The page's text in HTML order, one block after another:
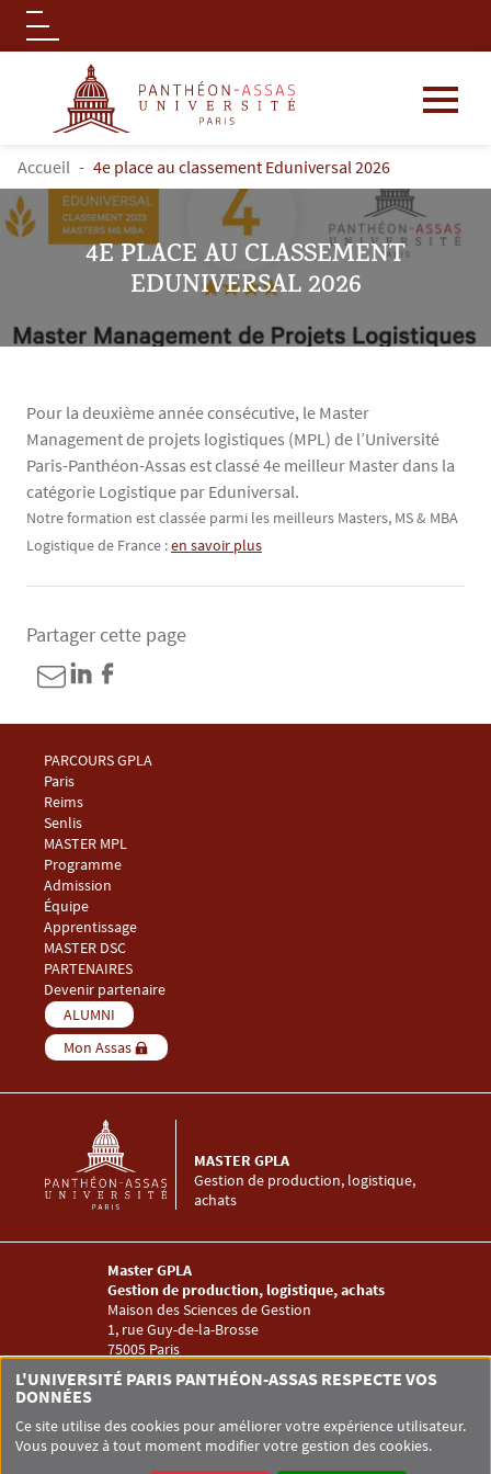
Aller au contenu principal
Logo
FIL D'ARIANE
Accueil 4e place au classement Eduniversal 2026
4E PLACE AU CLASSEMENT
EDUNIVERSAL 2026
Pour la deuxième année consécutive, le Master
Management de projets logistiques (MPL) de l’Université
Paris-Panthéon-Assas est classé 4e meilleur Master dans la
catégorie Logistique par Eduniversal.
Contenu
Texte
Notre formation est classée parmi les meilleurs Masters, MS & MBA
Logistique de France :en savoir plus
Partager cette page
Menu Footer Master GPLA 1
PARCOURS GPLA
Paris
Reims
Senlis
Menu Footer Master GPLA 2
MASTER MPL
Programme
Admission
Équipe
Apprentissage
Menu Footer Master GPLA 3
MASTER DSC
Menu Footer Master GPLA 4
PARTENAIRES
Devenir partenaire
Menu Footer Master GPLA 5
ALUMNI
Mon Assas
Gestion de production, logistique,
achats
MASTER GPLA
Master GPLA
Gestion de production, logistique, achats
Maison des Sciences de Gestion
1, rue Guy-de-la-Brosse
75005 Paris
infompl@assas-universite.fr
Menu RS Master GPLA
L'UNIVERSITÉ PARIS PANTHÉON-ASSAS RESPECTE VOS
DONNÉES
Ce site utilise des cookies pour améliorer votre expérience utilisateur.
Vous pouvez à tout moment modifier votre gestion des cookies.